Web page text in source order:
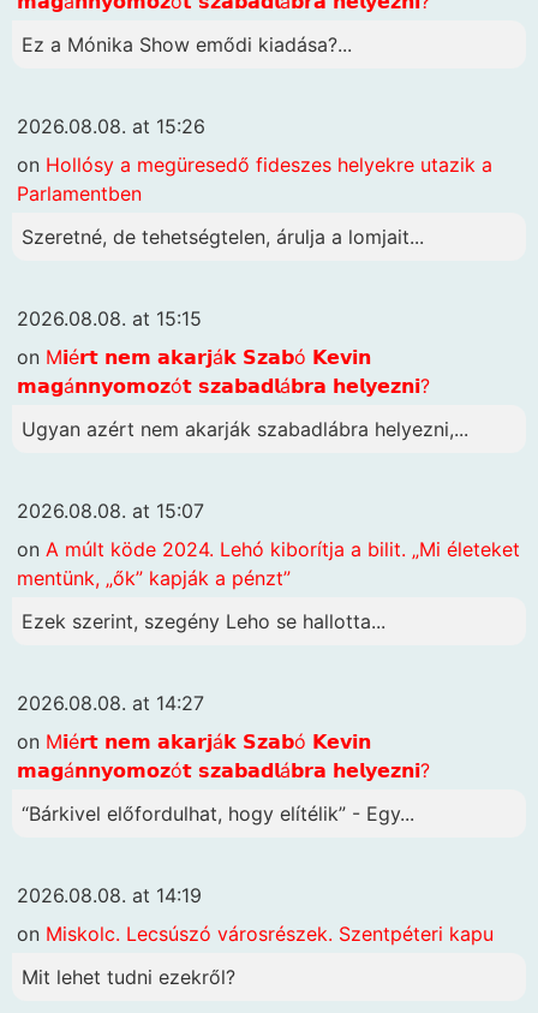
Ez a Mónika Show emődi kiadása?...
2026.08.08. at 15:26
on Hollósy a megüresedő fideszes helyekre utazik a
Parlamentben
Szeretné, de tehetségtelen, árulja a lomjait...
2026.08.08. at 15:15
on M𝗶é𝗿𝘁 𝗻𝗲𝗺 𝗮𝗸𝗮𝗿𝗷á𝗸 𝗦𝘇𝗮𝗯ó 𝗞𝗲𝘃𝗶𝗻
𝗺𝗮𝗴á𝗻𝗻𝘆𝗼𝗺𝗼𝘇ó𝘁 𝘀𝘇𝗮𝗯𝗮𝗱𝗹á𝗯𝗿𝗮 𝗵𝗲𝗹𝘆𝗲𝘇𝗻𝗶?
Ugyan azért nem akarják szabadlábra helyezni,...
2026.08.08. at 15:07
on A múlt köde 2024. Lehó kiborítja a bilit. „Mi életeket
mentünk, „ők” kapják a pénzt”
Ezek szerint, szegény Leho se hallotta...
2026.08.08. at 14:27
on M𝗶é𝗿𝘁 𝗻𝗲𝗺 𝗮𝗸𝗮𝗿𝗷á𝗸 𝗦𝘇𝗮𝗯ó 𝗞𝗲𝘃𝗶𝗻
𝗺𝗮𝗴á𝗻𝗻𝘆𝗼𝗺𝗼𝘇ó𝘁 𝘀𝘇𝗮𝗯𝗮𝗱𝗹á𝗯𝗿𝗮 𝗵𝗲𝗹𝘆𝗲𝘇𝗻𝗶?
“Bárkivel előfordulhat, hogy elítélik” - Egy...
2026.08.08. at 14:19
on Miskolc. Lecsúszó városrészek. Szentpéteri kapu
Mit lehet tudni ezekről?